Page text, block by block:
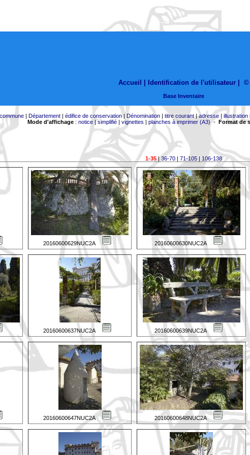
Accueil | Identification de l'utilisateur ©
Base Inventaire
commune| Département| édifice de conservation| Dénomination| titre courant|adresse| illustration|
Mode d'affichage: notice|simplifié| vignettes | planches à imprimer (A3) - Format de
1-35|36-70| 71-105| 106-138
20160600629NUC2A 20160600630NUC2A
20160600637NUC2A 20160600639NUC2A
20160600647NUC2A 20160600648NUC2A